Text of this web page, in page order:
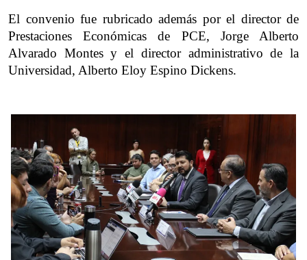
El convenio fue rubricado además por el director de
Prestaciones Económicas de PCE, Jorge Alberto
Alvarado Montes y el director administrativo de la
Universidad, Alberto Eloy Espino Dickens.